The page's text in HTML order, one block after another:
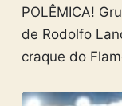
POLÊMICA!
de Rodolfo
craque do